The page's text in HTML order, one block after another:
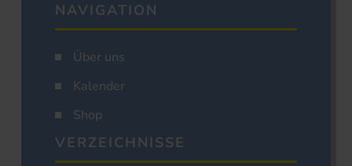
NAVIGATION
Über uns
Kalender
Shop
VERZEICHNISSE